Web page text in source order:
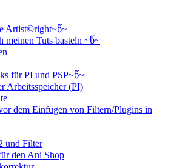
Artist©right~წ~
meinen Tuts basteln ~წ~
für PI und PSP~წ~
Arbeitsspeicher (PI)
dem Einfügen von Filtern/Plugins in
und Filter
den Ani Shop